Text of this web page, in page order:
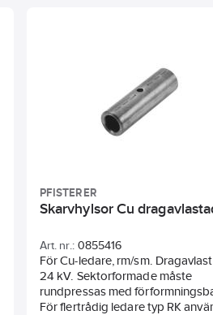
PFISTERER
Skarvhylsor Cu
Art. nr.: 0855416
För Cu-ledare, rm/sm.
24 kV. Sektorformade måste
rundpressas med
För flertrådig ledare typ RK